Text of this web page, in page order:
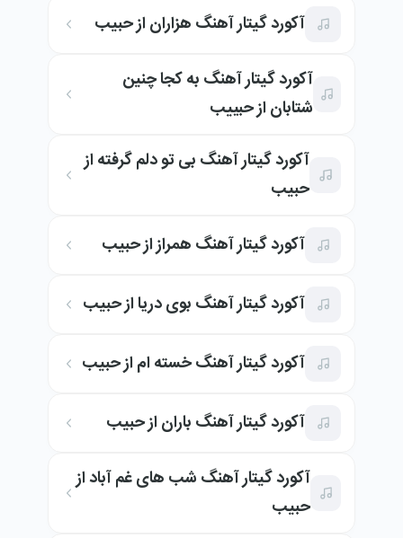
آکورد گیتار آهنگ هزاران از حبیب
آکورد گیتار آهنگ به کجا چنین
شتابان از حبییب
آکورد گیتار آهنگ بی تو دلم گرفته از
حبیب
آکورد گیتار آهنگ همراز از حبیب
آکورد گیتار آهنگ بوی دریا از حبیب
آکورد گیتار آهنگ خسته ام از حبیب
آکورد گیتار آهنگ باران از حبیب
آکورد گیتار آهنگ شب های غم آباد از
حبیب